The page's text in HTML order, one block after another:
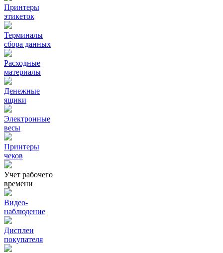
Принтеры
этикеток
Терминалы
сбора данных
Расходные
материалы
Денежные
ящики
Электронные
весы
Принтеры
чеков
Учет рабочего
времени
Видео‑
наблюдение
Дисплеи
покупателя